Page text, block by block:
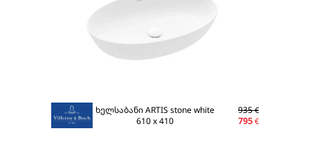
ხელსაბანი ARTIS stone white
610 x 410
935€
795 €